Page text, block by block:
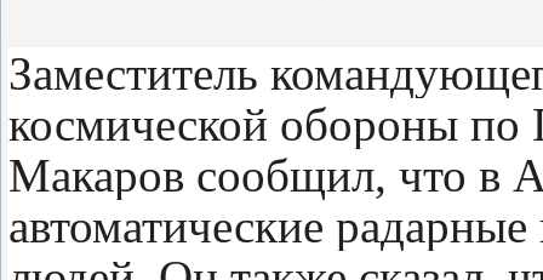
Заместитель
космической обороны
Макаров сообщил, что в
автоматические